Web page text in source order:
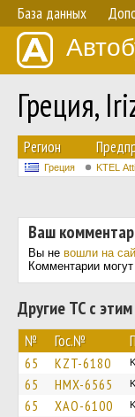
База данных
Греция,
Регион
Греция KΤΕL
Ваш
Вы не вошли на
Комментарии
Другие ТС с
№ Гос.№
65 KZT-6180
65 HMX-6565
65 XAO-6100